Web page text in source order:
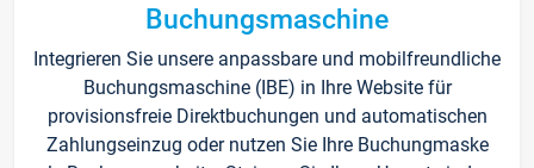
Buchungsmaschine
Integrieren Sie unsere anpassbare und mobilfreundliche
Buchungsmaschine (IBE) in Ihre Website für
provisionsfreie Direktbuchungen und automatischen
Zahlungseinzug oder nutzen Sie Ihre Buchungmaske